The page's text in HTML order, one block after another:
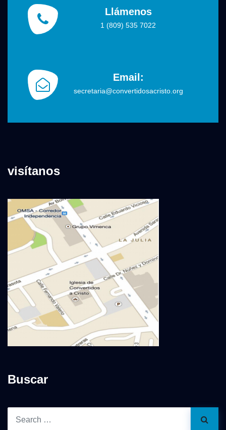
Llámenos
1 (809) 535 7022
Email:
secretaria@convertidosacristo.org
visítanos
Buscar